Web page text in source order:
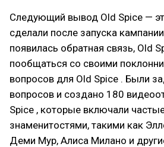
Следующий вывод Old Spice —
сделали после запуска
появилась обратная связь, Old
пообщаться со своими
вопросов для Old Spice . Были
вопросов и создано 180
Spice , которые включали
знаменитостями, такими как
Деми Мур, Алиса Милано и